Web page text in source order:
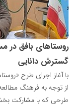
روستاهای بافق در
گسترش دانایی
با آغاز اجرای طرح
از توجه به فرهنگ
طرحی که با مشارکت